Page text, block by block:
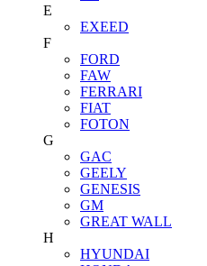
E
EXEED
F
FORD
FAW
FERRARI
FIAT
FOTON
G
GAC
GEELY
GENESIS
GM
GREAT WALL
H
HYUNDAI